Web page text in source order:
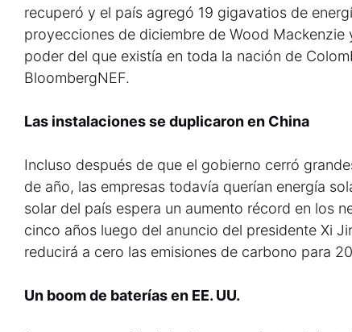
recuperó y el país agregó 19 gigavatios de
proyecciones de diciembre de Wood Mackenzie
poder del que existía en toda la nación de
BloombergNEF.
Las instalaciones se duplicaron en China
Incluso después de que el gobierno cerró
de año, las empresas todavía querían energía
solar del país espera un aumento récord en los
cinco años luego del anuncio del presidente Xi
reducirá a cero las emisiones de carbono para
Un boom de baterías en EE. UU.